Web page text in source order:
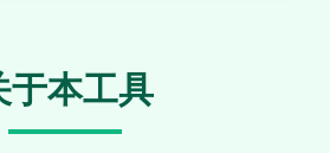
于本工具